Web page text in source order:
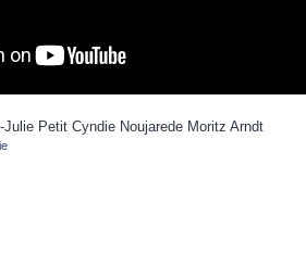
Petit Cyndie Noujarede Moritz Arndt